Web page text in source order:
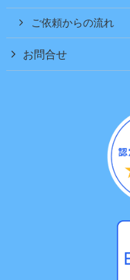
ご依頼からの流れ
お問合せ